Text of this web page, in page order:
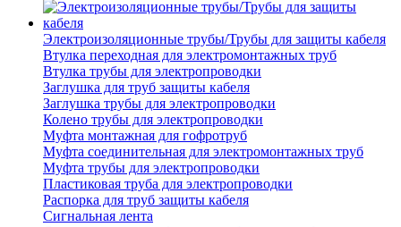
Электроизоляционные трубы/Трубы для защиты кабеля
Втулка переходная для электромонтажных труб
Втулка трубы для электропроводки
Заглушка для труб защиты кабеля
Заглушка трубы для электропроводки
Колено трубы для электропроводки
Муфта монтажная для гофротруб
Муфта соединительная для электромонтажных труб
Муфта трубы для электропроводки
Пластиковая труба для электропроводки
Распорка для труб защиты кабеля
Сигнальная лента